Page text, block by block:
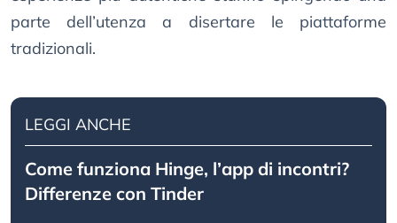
parte dell’utenza a disertare le piattaforme
tradizionali.
LEGGI ANCHE
Come funziona Hinge, l’app di incontri?
Differenze con Tinder